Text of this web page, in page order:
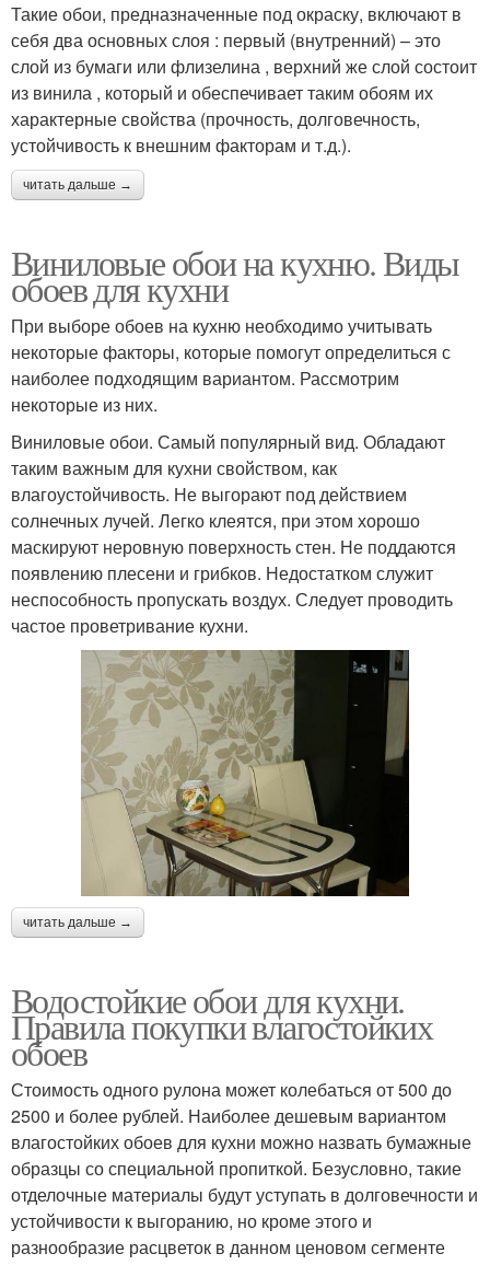
Такие обои, предназначенные под окраску, включают в
себя два основных слоя : первый (внутренний) – это
слой из бумаги или флизелина , верхний же слой состоит
из винила , который и обеспечивает таким обоям их
характерные свойства (прочность, долговечность,
устойчивость к внешним факторам и т.д.).
читать дальше →
Виниловые обои на кухню. Виды
обоев для кухни
При выборе обоев на кухню необходимо учитывать
некоторые факторы, которые помогут определиться с
наиболее подходящим вариантом. Рассмотрим
некоторые из них.
Виниловые обои. Самый популярный вид. Обладают
таким важным для кухни свойством, как
влагоустойчивость. Не выгорают под действием
солнечных лучей. Легко клеятся, при этом хорошо
маскируют неровную поверхность стен. Не поддаются
появлению плесени и грибков. Недостатком служит
неспособность пропускать воздух. Следует проводить
частое проветривание кухни.
читать дальше →
Водостойкие обои для кухни.
Правила покупки влагостойких
обоев
Стоимость одного рулона может колебаться от 500 до
2500 и более рублей. Наиболее дешевым вариантом
влагостойких обоев для кухни можно назвать бумажные
образцы со специальной пропиткой. Безусловно, такие
отделочные материалы будут уступать в долговечности и
устойчивости к выгоранию, но кроме этого и
разнообразие расцветок в данном ценовом сегменте